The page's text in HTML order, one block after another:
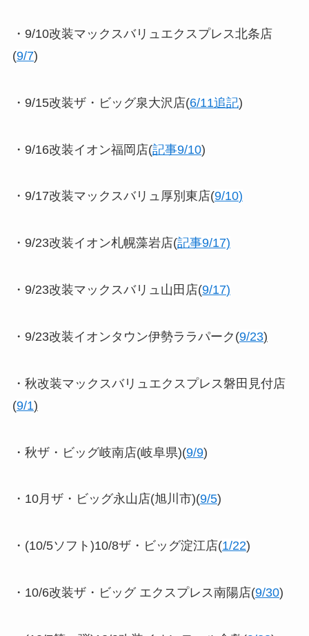
・9/10改装マックスバリュエクスプレス北条店
(9/7)
・9/15改装ザ・ビッグ泉大沢店(6/11追記)
・9/16改装イオン福岡店(記事9/10)
・9/17改装マックスバリュ厚別東店(9/10)
・9/23改装イオン札幌藻岩店(記事9/17)
・9/23改装マックスバリュ山田店(9/17)
・9/23改装イオンタウン伊勢ララパーク(9/23)
・秋改装マックスバリュエクスプレス磐田見付店
(9/1)
・秋ザ・ビッグ岐南店(岐阜県)(9/9)
・10月ザ・ビッグ永山店(旭川市)(9/5)
・(10/5ソフト)10/8ザ・ビッグ淀江店(1/22)
・10/6改装ザ・ビッグ エクスプレス南陽店(9/30)